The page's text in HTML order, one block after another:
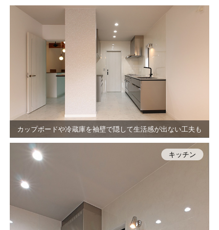
カップボードや冷蔵庫を袖壁で隠して生活感が出ない工夫も
キッチン